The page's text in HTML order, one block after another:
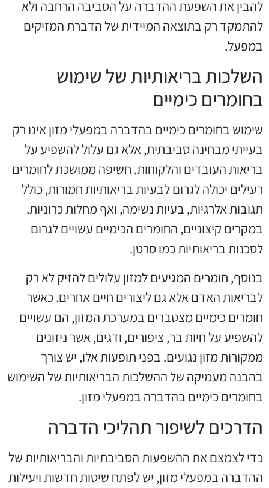
להבין את השפעת ההדברה על הסביבה הרחבה ולא
להתמקד רק בתוצאה המיידית של הדברת המזיקים
במפעל.
השלכות בריאותיות של שימוש
בחומרים כימיים
שימוש בחומרים כימיים בהדברה במפעלי מזון אינו רק
בעייתי מבחינה סביבתית, אלא גם עלול להשפיע על
בריאות העובדים והלקוחות. חשיפה ממושכת לחומרים
רעילים יכולה לגרום לבעיות בריאותיות חמורות, כולל
תגובות אלרגיות, בעיות נשימה, ואף מחלות כרוניות.
במקרים קיצוניים, החומרים הכימיים עשויים לגרום
לסכנות בריאותיות כמו סרטן.
בנוסף, חומרים המגיעים למזון עלולים להזיק לא רק
לבריאות האדם אלא גם ליצורים חיים אחרים. כאשר
חומרים כימיים מצטברים במערכת המזון, הם עשויים
להשפיע על חיות בר, ציפורים, ודגים, אשר ניזונים
ממקורות מזון נגועים. בפני תופעות אלו, יש צורך
בהבנה מעמיקה של ההשלכות הבריאותיות של השימוש
בחומרים כימיים בהדברה במפעלי מזון.
הדרכים לשיפור תהליכי הדברה
כדי לצמצם את ההשפעות הסביבתיות והבריאותיות של
ההדברה במפעלי מזון, יש לפתח שיטות חדשות ויעילות